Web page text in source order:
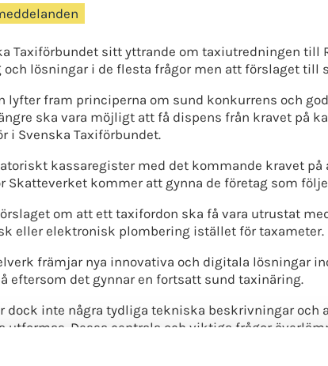
Taxiförbundet sitt yttrande om taxiutredningen till
lösningar i de flesta frågor men att förslaget till
lyfter fram principerna om sund konkurrens och
ska vara möjligt att få dispens från kravet på
i Svenska Taxiförbundet.
kassaregister med det kommande kravet
kommer att gynna de företag som
om att ett taxifordon ska få vara utrustat
eller elektronisk plombering istället för taxameter.
främjar nya innovativa och digitala lösningar
eftersom det gynnar en fortsatt sund taxinäring.
dock inte några tydliga tekniska beskrivningar och
utformas. Dessa centrala och viktiga frågor